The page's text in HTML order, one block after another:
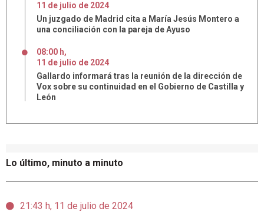
Lo último, minuto a minuto
21:43 h, 11 de julio de 2024
11 de julio de 2024
Un juzgado de Madrid cita a María Jesús Montero a
una conciliación con la pareja de Ayuso
08:00 h,
11 de julio de 2024
Gallardo informará tras la reunión de la dirección de
Vox sobre su continuidad en el Gobierno de Castilla y
León